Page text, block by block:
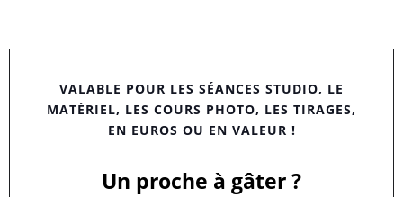
VALABLE POUR LES SÉANCES STUDIO, LE
MATÉRIEL, LES COURS PHOTO, LES TIRAGES,
EN EUROS OU EN VALEUR !
Un proche à gâter ?